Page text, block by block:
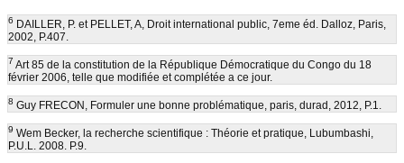
6 DAILLER, P. et PELLET, A, Droit international public, 7eme éd. Dalloz, Paris,
2002, P.407.
7 Art 85 de la constitution de la République Démocratique du Congo du 18
février 2006, telle que modifiée et complétée a ce jour.
8 Guy FRECON, Formuler une bonne problématique, paris, durad, 2012, P.1.
9 Wem Becker, la recherche scientifique : Théorie et pratique, Lubumbashi,
P.U.L. 2008. P.9.